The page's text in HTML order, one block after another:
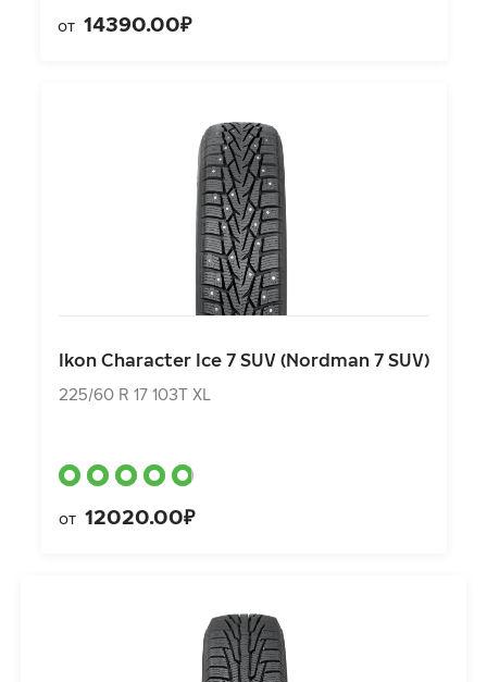
от 14390.00₽
Ikon Character Ice 7 SUV (Nordman 7 SUV)
225/60 R 17 103T XL
от 12020.00₽
Ikon Character Ice 7 SUV (Nordman 7 SUV)
225/60 R 17 103T XL
от12020.00₽